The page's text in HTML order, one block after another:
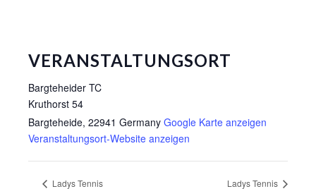
VERANSTALTUNGSORT
Bargteheider TC
Kruthorst 54
Bargteheide, 22941 Germany Google Karte anzeigen
Veranstaltungsort-Website anzeigen
Ladys Tennis Ladys Tennis